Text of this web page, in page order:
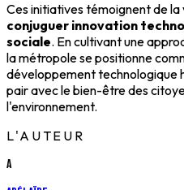
Ces initiatives témoignent de
conjuguer innovation
sociale. En cultivant une
la métropole se positionne
développement technologique
pair avec le bien-être des
l'environnement.
L'AUTEUR
A